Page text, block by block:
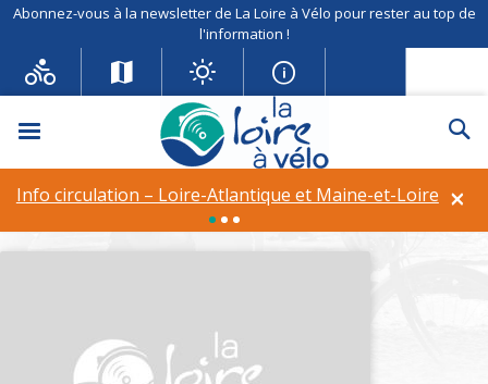
Abonnez-vous à la newsletter de La Loire à Vélo pour rester au top de
l'information !
Menu
×
Info circulation – Loire-Atlantique et Maine-et-Loire
LE SILLON DE BRETAGNE
labels :Non classé